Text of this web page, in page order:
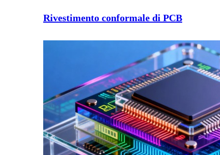
Rivestimento conformale di PCB